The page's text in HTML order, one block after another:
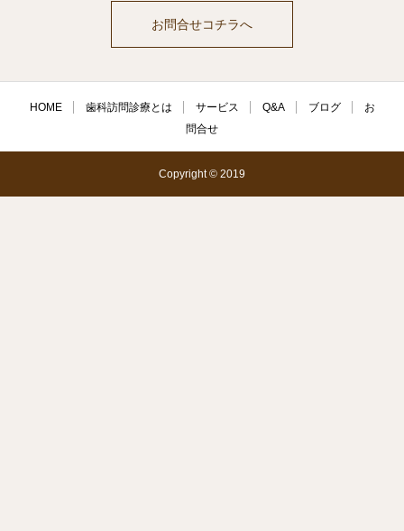
お問合せコチラへ
HOME 歯科訪問診療とは サービス Q&A ブログ
お
問合せ
Copyright © 2019